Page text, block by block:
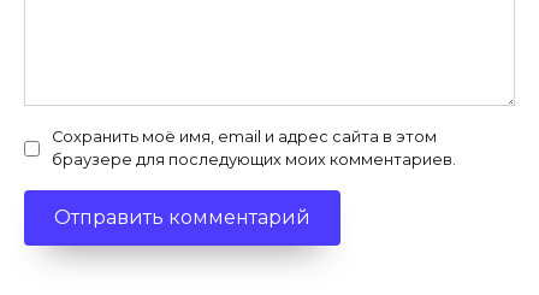
Сохранить моё имя, email и адрес сайта в этом
браузере для последующих моих комментариев.